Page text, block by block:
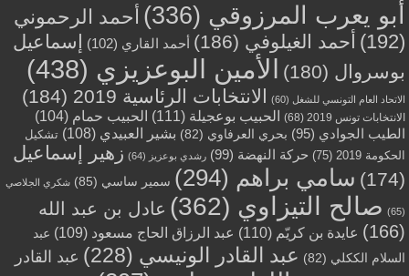
أبو يعرب المرزوقي (336)
أحمد الرحموني
(192)
أحمد الغيلوفي (186) أحمد القاري (102)
إسماعيل
بوسروال (180) الأمين البوعزيزي (438)
الاتحاد العام التونسي للشغل (60) الانتخابات الرئاسية 2019 (184)
الانتخابات تونس 2019 (68) الحبيب بوعجيلة (111) الحبيب حمام (104)
الطيب الجوادي (95) بحري العرفاوي (82) بشير العبيدي (108)
تشكيل
الحكومة 2019
(75) حركة النهضة (99) رشدي بوعزيز (64)
زهير إسماعيل
(174)
سامي براهم (294) سمير ساسي (85) شكري الجلاصي
(65) صالح التيزاوي (362)
عادل بن عبد الله
(166)
عايدة بن كريّم (110) عبد الرزاق الحاج مسعود (109)
عبد
السلام الككلي (82) عبد القادر الونيسي (228)
عبد القادر